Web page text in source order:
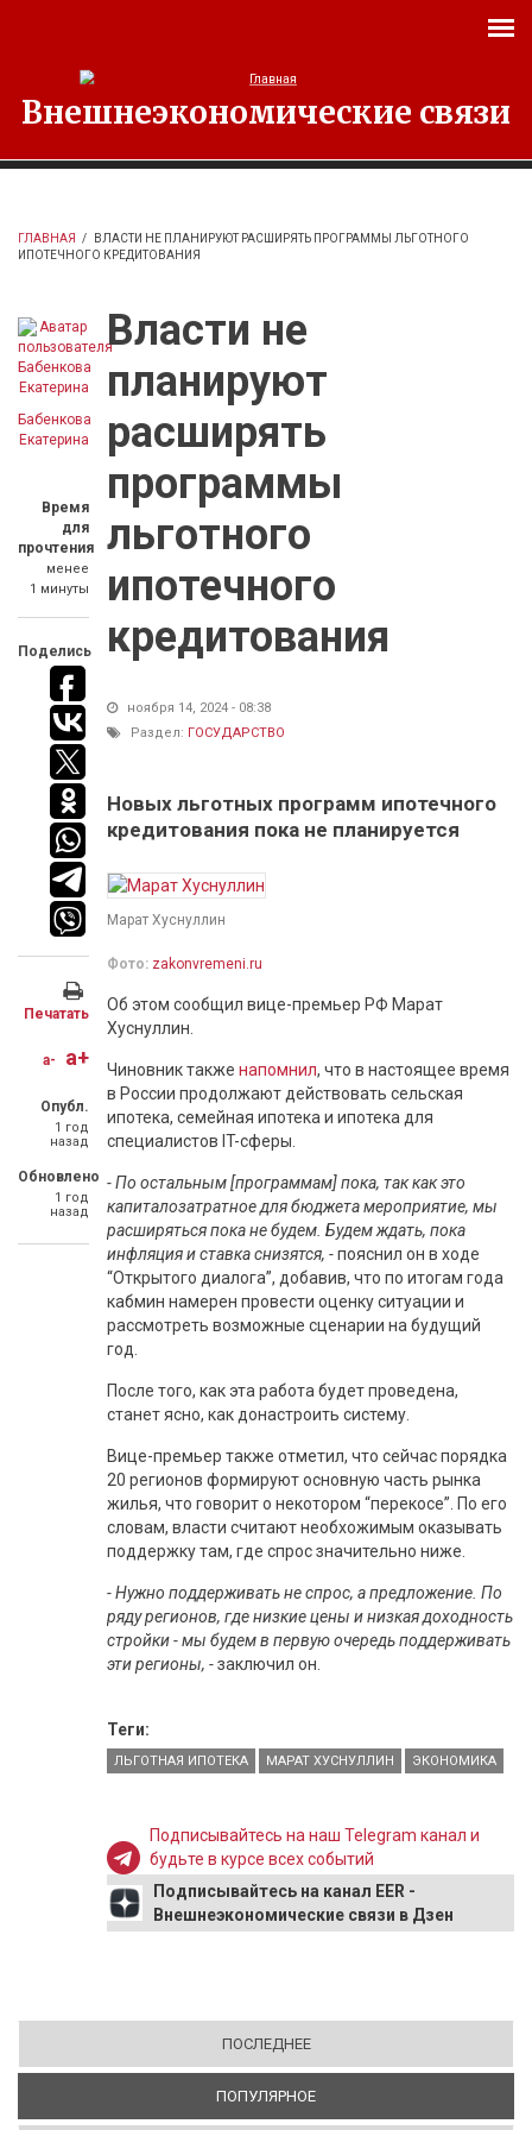
Внешнеэкономические связи
ГЛАВНАЯ /
ВЛАСТИ НЕ ПЛАНИРУЮТ РАСШИРЯТЬ ПРОГРАММЫ ЛЬГОТНОГО
ИПОТЕЧНОГО КРЕДИТОВАНИЯ
Бабенкова
Екатерина
Время
для
прочтения
менее
1 минуты
Поделись
Печатать
a- a+
Опубл.
1 год
назад
Обновлено
1 год
назад
Власти не
планируют
расширять
программы
льготного
ипотечного
кредитования
ноября 14, 2024 - 08:38
Раздел: ГОСУДАРСТВО
Новых льготных программ ипотечного
кредитования пока не планируется
Марат Хуснуллин
Фото: zakonvremeni.ru
Об этом сообщил вице-премьер РФ Марат
Хуснуллин.
Чиновник также напомнил, что в настоящее время
в России продолжают действовать сельская
ипотека, семейная ипотека и ипотека для
специалистов IT-сферы.
- По остальным [программам] пока, так как это
капиталозатратное для бюджета мероприятие, мы
расширяться пока не будем. Будем ждать, пока
инфляция и ставка снизятся, -пояснил он в ходе
“Открытого диалога”, добавив, что по итогам года
кабмин намерен провести оценку ситуации и
рассмотреть возможные сценарии на будущий
год.
После того, как эта работа будет проведена,
станет ясно, как донастроить систему.
Вице-премьер также отметил, что сейчас порядка
20 регионов формируют основную часть рынка
жилья, что говорит о некотором “перекосе”. По его
словам, власти считают необхожимым оказывать
поддержку там, где спрос значительно ниже.
- Нужно поддерживать не спрос, а предложение. По
ряду регионов, где низкие цены и низкая доходность
стройки - мы будем в первую очередь поддерживать
эти регионы, -заключил он.
Теги:
ЛЬГОТНАЯ ИПОТЕКА МАРАТ ХУСНУЛЛИН ЭКОНОМИКА
Подписывайтесь на наш Telegram канал и
будьте в курсе всех событий
Подписывайтесь на канал EER -
Внешнеэкономические связи в Дзен
ПОСЛЕДНЕЕ
ПОПУЛЯРНОЕ